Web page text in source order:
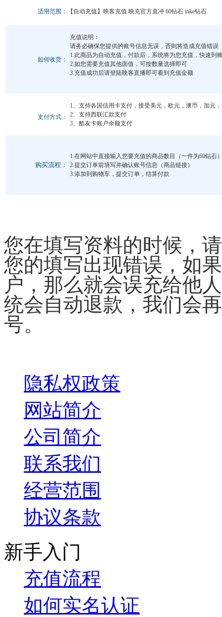
适用范围： 【自动充值】映客充值 映克官方直冲 60钻石 inke钻石
如何收货：
充值说明：
请务必确保您提供的账号信息无误，否则将造成充值错误
1.此商品为自动充值，付款后，系统将为您充值，快速到
2.如您需要充值其他面值，可按数量选择即可
3.充值成功后请登陆映客直播即可看到充值金额
支付方式：
1、支持各国信用卡支付，接受美元，欧元，澳币，加元
2、支持西联汇款支付
3、酷友卡账户余额支付
购买流程：
1.在网站中直接输入您要充值的商品数目（一件为60钻石
2.提交订单前填写并确认账号信息（商品链接）
3.添加到购物车，提交订单，结算付款
您在填写资料的时候，
您的填写出现错误，如
户，那么就会误充给他
统会自动退款，我们会
号。
隐私权政策
网站简介
公司简介
联系我们
经营范围
协议条款
新手入门
充值流程
如何实名认证